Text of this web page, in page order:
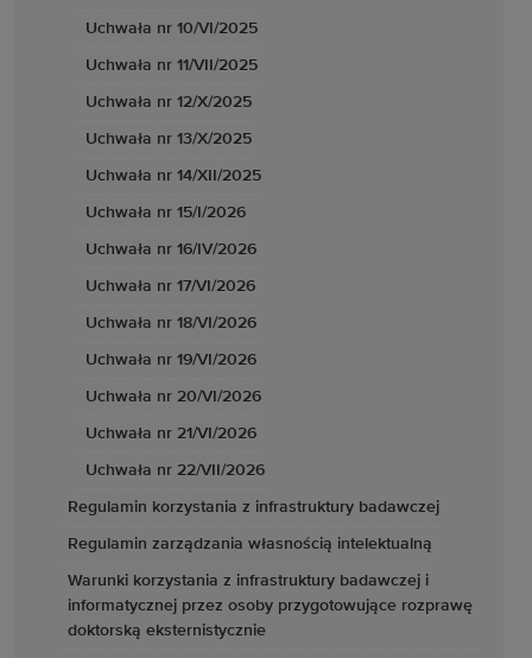
Uchwała nr 10/VI/2025
Uchwała nr 11/VII/2025
Uchwała nr 12/X/2025
Uchwała nr 13/X/2025
Uchwała nr 14/XII/2025
Uchwała nr 15/I/2026
Uchwała nr 16/IV/2026
Uchwała nr 17/VI/2026
Uchwała nr 18/VI/2026
Uchwała nr 19/VI/2026
Uchwała nr 20/VI/2026
Uchwała nr 21/VI/2026
Uchwała nr 22/VII/2026
Regulamin korzystania z infrastruktury badawczej
Regulamin zarządzania własnością intelektualną
Warunki korzystania z infrastruktury badawczej i
informatycznej przez osoby przygotowujące rozprawę
doktorską eksternistycznie